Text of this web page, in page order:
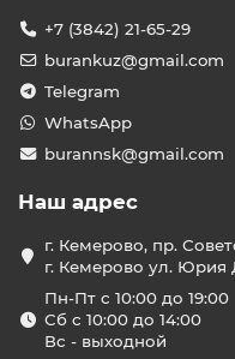
+7 (3842) 21-65-29
burankuz@gmail.com
Telegram
WhatsApp
burannsk@gmail.com
Наш адрес
г. Кемерово, пр.
г. Кемерово ул. Юрия
Пн-Пт с 10:00 до 19:00
Сб с 10:00 до 14:00
Вс - выходной